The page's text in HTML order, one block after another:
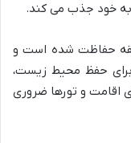
خود جذب می کند.
حفاظت شده است و
حفظ محیط زیست،
اقامت و تورها ضروری